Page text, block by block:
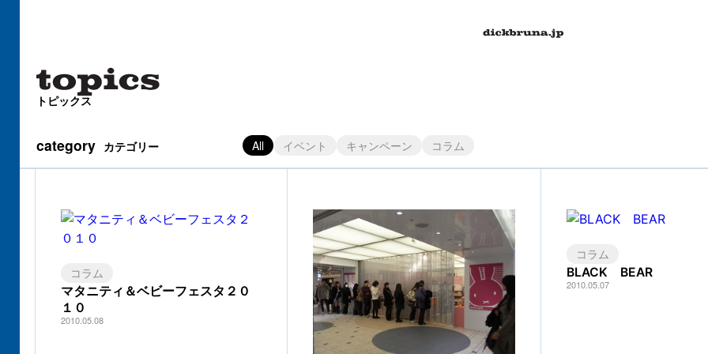
トピックス
category カテゴリー All イベント キャンペーン コラム
コラム
マタニティ＆ベビーフェスタ２０
１０
2010.05.08
コラム
BLACK BEAR
2010.05.07